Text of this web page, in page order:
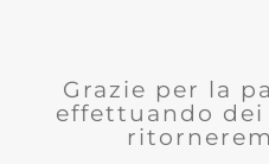
Grazie per la
effettuando